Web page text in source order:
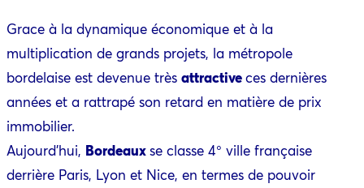
Grace à la dynamique économique et à la
multiplication de grands projets, la métropole
bordelaise est devenue très attractiveces dernières
années et a rattrapé son retard en matière de prix
immobilier.
Aujourd’hui, Bordeauxse classe 4° ville française
derrière Paris, Lyon et Nice, en termes de pouvoir